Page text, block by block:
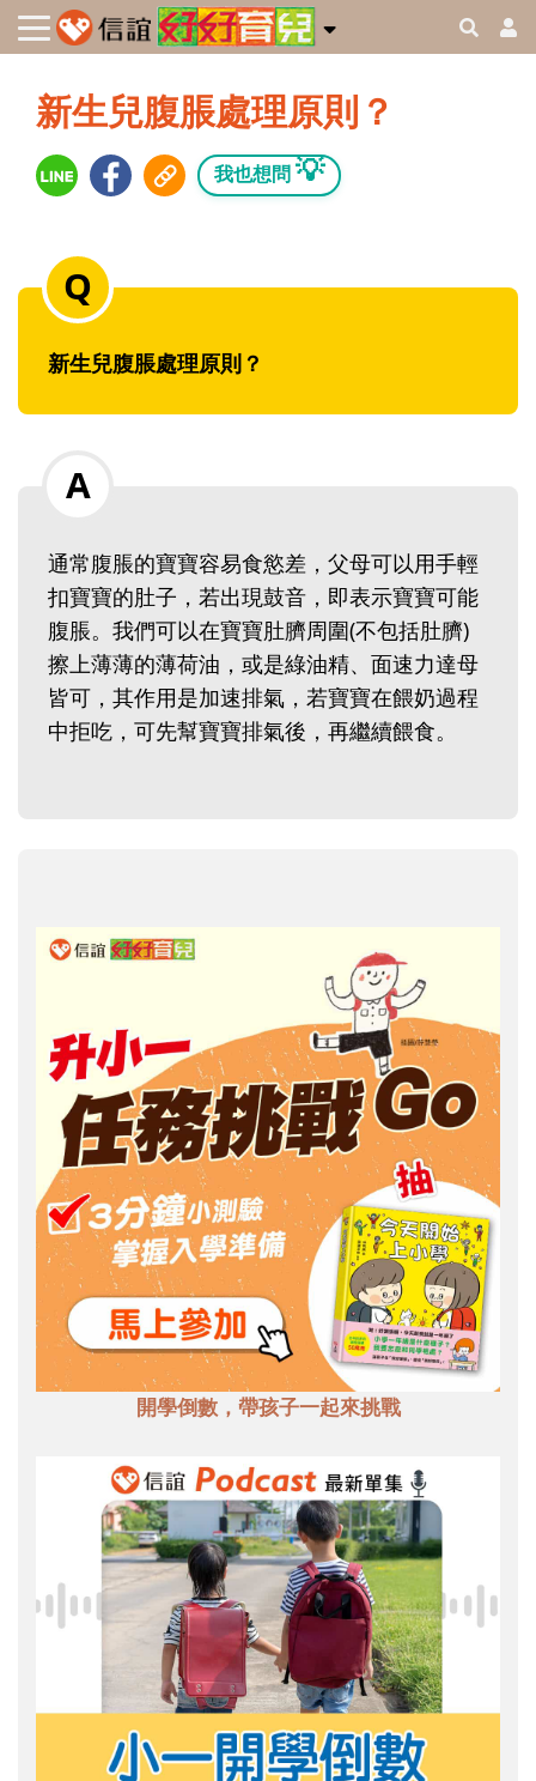
新生兒腹脹處理原則？
我也想問 💡
新生兒腹脹處理原則？
通常腹脹的寶寶容易食慾差，父母可以用手輕
扣寶寶的肚子，若出現鼓音，即表示寶寶可能
腹脹。我們可以在寶寶肚臍周圍(不包括肚臍)
擦上薄薄的薄荷油，或是綠油精、面速力達母
皆可，其作用是加速排氣，若寶寶在餵奶過程
中拒吃，可先幫寶寶排氣後，再繼續餵食。
開學倒數，帶孩子一起來挑戰